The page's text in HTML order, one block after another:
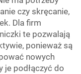
czy skręcanie,
Dla firm
te pozwalają
ponieważ są
nowych
je podłączyć do